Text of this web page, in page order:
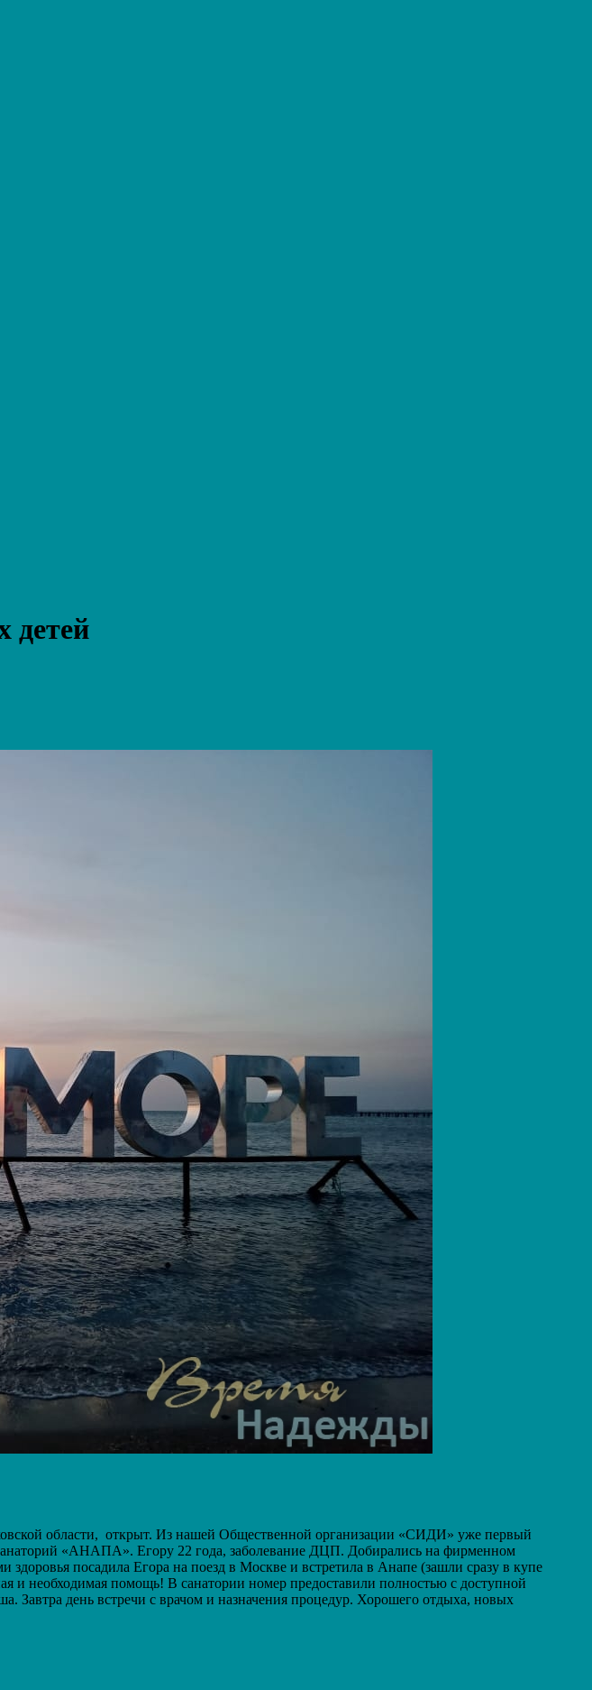
детей
области, открыт. Из нашей Общественной организации «СИДИ» уже первый
«АНАПА». Егору 22 года, заболевание ДЦП. Добирались на фирменном
посадила Егора на поезд в Москве и встретила в Анапе (зашли сразу в купе
и необходимая помощь! В санатории номер предоставили полностью с доступной
Завтра день встречи с врачом и назначения процедур. Хорошего отдыха, новых